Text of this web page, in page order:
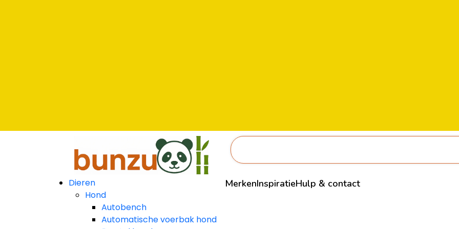
Dieren
Hond
Autobench
Automatische voerbak hond
MerkenInspiratieHulp & contact